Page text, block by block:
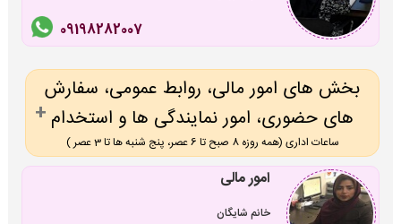
09198282007
بخش های امور مالی، روابط عمومی، سفارش
های حضوری، امور نمایندگی ها و استخدام
ساعات اداری (همه روزه 8 صبح تا 6 عصر، پنج شنبه ها تا 3 عصر )
امور مالی
خانم شایگان